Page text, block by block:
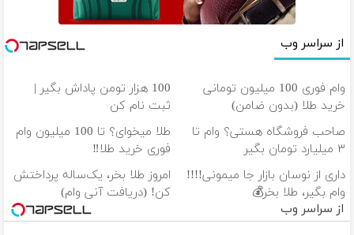
از سراسر وب
وام فوری 100 میلیون تومانی
خرید طلا (بدون ضامن)
100 هزار تومن پاداش بگیر |
ثبت نام کن
صاحب فروشگاه هستی؟ وام تا
۳ میلیارد تومان بگیر
طلا میخوای؟ تا 100 میلیون وام
فوری خرید طلا‼️
داری از نوسان بازار جا میمونی!!!!
وام بگیر، طلا بخر💰
امروز طلا بخر، یک‌ساله پرداختش
کن! (دریافت آنی وام)
از سراسر وب